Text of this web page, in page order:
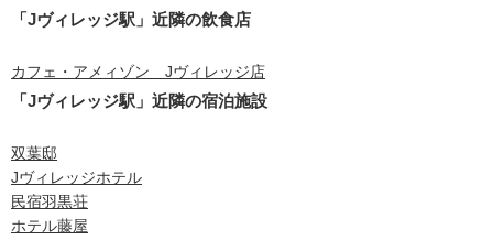
「Jヴィレッジ駅」近隣の飲食店
カフェ・アメィゾン Jヴィレッジ店
「Jヴィレッジ駅」近隣の宿泊施設
双葉邸
Jヴィレッジホテル
民宿羽黒荘
ホテル藤屋